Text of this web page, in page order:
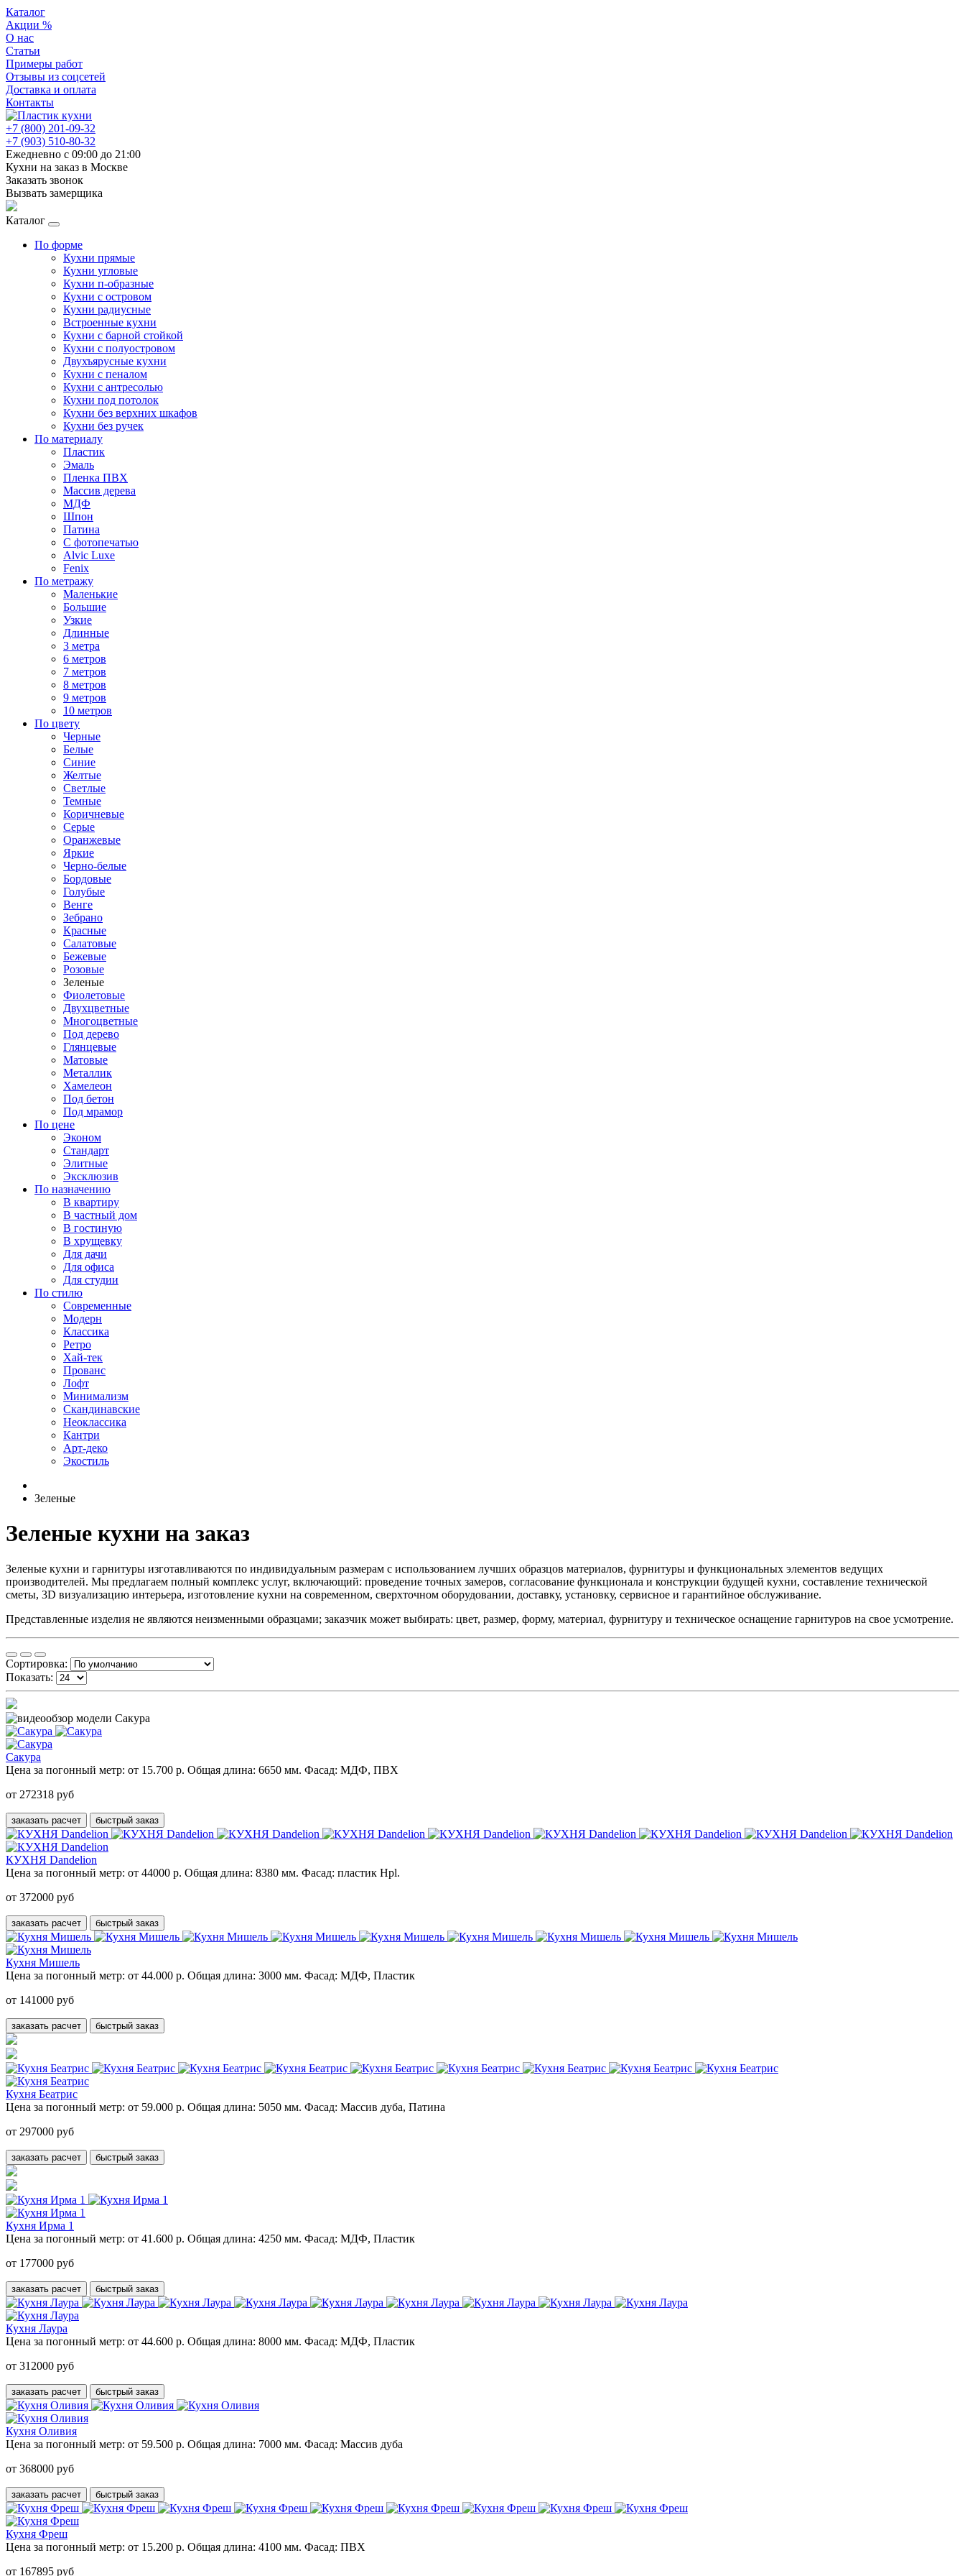
Каталог
Акции %
О нас
Статьи
Примеры работ
Отзывы из соцсетей
Доставка и оплата
Контакты
+7 (800) 201-09-32
+7 (903) 510-80-32
Ежедневно с 09:00 до 21:00
Кухни на заказ в Москве
Заказать звонок
Вызвать замерщика
Каталог
По форме
Кухни прямые
Кухни угловые
Кухни п-образные
Кухни с островом
Кухни радиусные
Встроенные кухни
Кухни с барной стойкой
Кухни с полуостровом
Двухъярусные кухни
Кухни с пеналом
Кухни с антресолью
Кухни под потолок
Кухни без верхних шкафов
Кухни без ручек
По материалу
Пластик
Эмаль
Пленка ПВХ
Массив дерева
МДФ
Шпон
Патина
С фотопечатью
Alvic Luxe
Fenix
По метражу
Маленькие
Большие
Узкие
Длинные
3 метра
6 метров
7 метров
8 метров
9 метров
10 метров
По цвету
Черные
Белые
Синие
Желтые
Светлые
Темные
Коричневые
Серые
Оранжевые
Яркие
Черно-белые
Бордовые
Голубые
Венге
Зебрано
Красные
Салатовые
Бежевые
Розовые
Зеленые
Фиолетовые
Двухцветные
Многоцветные
Под дерево
Глянцевые
Матовые
Металлик
Хамелеон
Под бетон
Под мрамор
По цене
Эконом
Стандарт
Элитные
Эксклюзив
По назначению
В квартиру
В частный дом
В гостиную
В хрущевку
Для дачи
Для офиса
Для студии
По стилю
Современные
Модерн
Классика
Ретро
Хай-тек
Прованс
Лофт
Минимализм
Скандинавские
Неоклассика
Кантри
Арт-деко
Экостиль
Зеленые
Зеленые кухни на заказ
Зеленые кухни и гарнитуры изготавливаются по индивидуальным размерам с использованием лучших образцов материалов, фурнитуры и функциональных элементов ведущих
производителей. Мы предлагаем полный комплекс услуг, включающий: проведение точных замеров, согласование функционала и конструкции будущей кухни, составление технической
сметы, 3D визуализацию интерьера, изготовление кухни на современном, сверхточном оборудовании, доставку, установку, сервисное и гарантийное обслуживание.
Представленные изделия не являются неизменными образцами; заказчик может выбирать: цвет, размер, форму, материал, фурнитуру и техническое оснащение гарнитуров на свое усмотрение.
Сортировка:
Показать:
Сакура
Цена за погонный метр: от 15.700 р. Общая длина: 6650 мм. Фасад: МДФ, ПВХ
от 272318 руб
заказать расчет быстрый заказ
КУХНЯ Dandelion
Цена за погонный метр: от 44000 р. Общая длина: 8380 мм. Фасад: пластик Hpl.
от 372000 руб
заказать расчет быстрый заказ
Кухня Мишель
Цена за погонный метр: от 44.000 р. Общая длина: 3000 мм. Фасад: МДФ, Пластик
от 141000 руб
заказать расчет быстрый заказ
Кухня Беатрис
Цена за погонный метр: от 59.000 р. Общая длина: 5050 мм. Фасад: Массив дуба, Патина
от 297000 руб
заказать расчет быстрый заказ
Кухня Ирма 1
Цена за погонный метр: от 41.600 р. Общая длина: 4250 мм. Фасад: МДФ, Пластик
от 177000 руб
заказать расчет быстрый заказ
Кухня Лаура
Цена за погонный метр: от 44.600 р. Общая длина: 8000 мм. Фасад: МДФ, Пластик
от 312000 руб
заказать расчет быстрый заказ
Кухня Оливия
Цена за погонный метр: от 59.500 р. Общая длина: 7000 мм. Фасад: Массив дуба
от 368000 руб
заказать расчет быстрый заказ
Кухня Фреш
Цена за погонный метр: от 15.200 р. Общая длина: 4100 мм. Фасад: ПВХ
от 167895 руб